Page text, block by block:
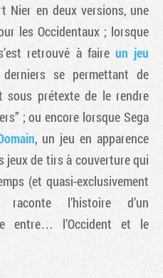
Nier en deux versions, une
les Occidentaux ; lorsque
retrouvé à faire un jeu
se permettant de
sous prétexte de le rendre
; ou encore lorsque Sega
, un jeu en apparence
jeux de tirs à couverture qui
(et quasi-exclusivement
l’histoire d’un
entre… l’Occident et le